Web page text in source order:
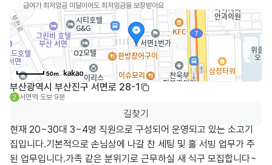
급여가 최저임금 미달이어도 최저임금을 보장받아요
50m
부산광역시 부산진구 서면로 28-1
2 서면역 도보 9분
길찾기
현재 20~30대 3~4명 직원으로 구성되어 운영되고 있는 소고기
집입니다.기본적으로 손님상에 나갈 찬 세팅 및 홀 서빙 업무가 주
된 업무입니다.가족 같은 분위기로 근무하실 새 식구 모집합니다~